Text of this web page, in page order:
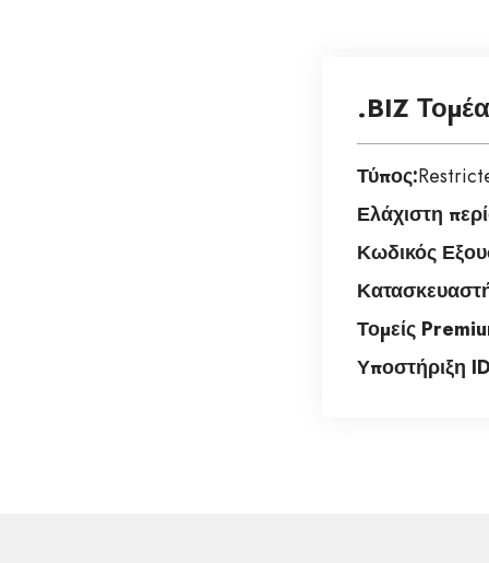
.BIZ Τομέα
Τύπος:
Ελάχιστη
Κωδικός
Τομείς
Υποστήριξη